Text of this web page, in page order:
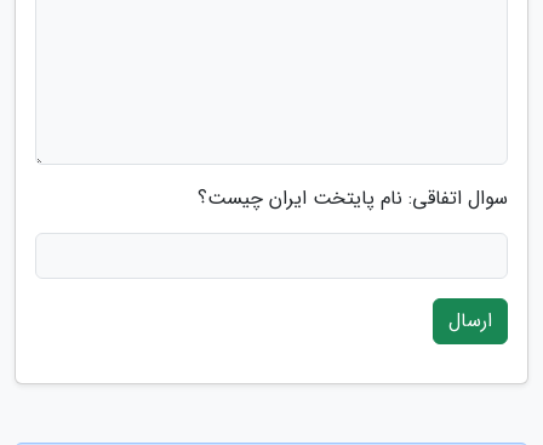
سوال اتفاقی: نام پایتخت ایران چیست؟
ارسال